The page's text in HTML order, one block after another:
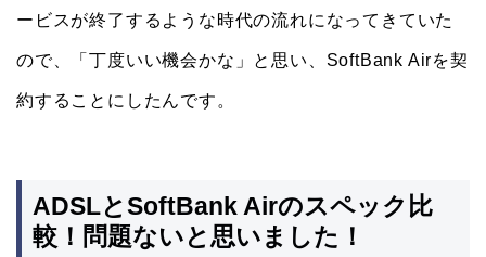
ービスが終了するような時代の流れになってきていた
ので、「丁度いい機会かな」と思い、SoftBank Airを契
約することにしたんです。
ADSLとSoftBank Airのスペック比
較！問題ないと思いました！